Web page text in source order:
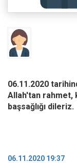
06.11.2020
Allah'tan
başsağlığı dileriz.
06.11.2020 19:37